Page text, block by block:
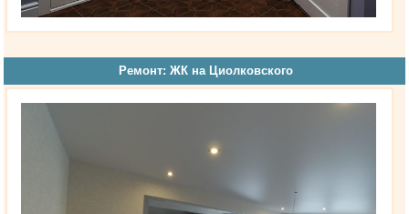
Ремонт: ЖК на Циолковского